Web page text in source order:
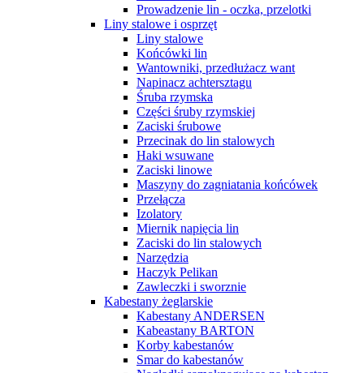
Prowadzenie lin - oczka, przelotki
Liny stalowe i osprzęt
Liny stalowe
Końcówki lin
Wantowniki, przedłużacz want
Napinacz achtersztagu
Śruba rzymska
Części śruby rzymskiej
Zaciski śrubowe
Przecinak do lin stalowych
Haki wsuwane
Zaciski linowe
Maszyny do zagniatania końcówek
Przełącza
Izolatory
Miernik napięcia lin
Zaciski do lin stalowych
Narzędzia
Haczyk Pelikan
Zawleczki i sworznie
Kabestany żeglarskie
Kabestany ANDERSEN
Kabeastany BARTON
Korby kabestanów
Smar do kabestanów